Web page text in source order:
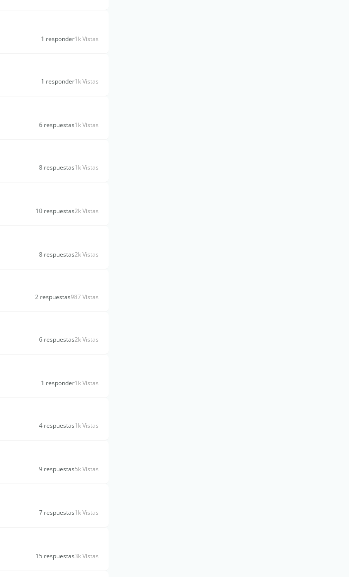
1 responder1k Vistas
1 responder1k Vistas
6 respuestas1k Vistas
8 respuestas1k Vistas
10 respuestas2k Vistas
8 respuestas2k Vistas
2 respuestas987 Vistas
6 respuestas2k Vistas
1 responder1k Vistas
4 respuestas1k Vistas
9 respuestas5k Vistas
7 respuestas1k Vistas
15 respuestas3k Vistas